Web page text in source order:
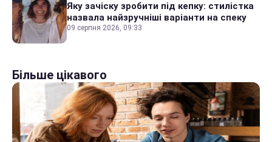
Яку зачіску зробити під кепку: стилістка
назвала найзручніші варіанти на спеку
09 серпня 2026, 09:33
Більше цікавого